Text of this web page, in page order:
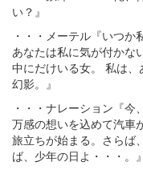
い？』
・・・メーテル『いつか
あなたは私に気が付かな
中にだけいる女。 私は
幻影。』
・・・ナレーション『今
万感の想いを込めて汽車
旅立ちが始まる。さらば
ば、少年の日よ・・・。』